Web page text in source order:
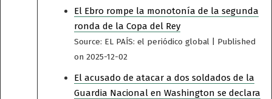
El Ebro rompe la monotonía de la segunda
ronda de la Copa del Rey
Source: EL PAÍS: el periódico global
Published
on 2025-12-02
El acusado de atacar a dos soldados de la
Guardia Nacional en Washington se declara